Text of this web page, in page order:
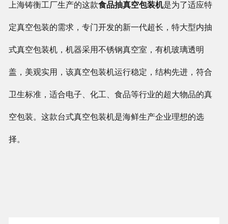
上海铸衡工厂生产的这款食品抽真空包装机是为了适应特
定真空包装的需求，专门开发的新一代超长，特大型内抽
式真空包装机，机器采用不锈钢真空室，有机玻璃透明
盖，美观实用，该真空包装机运行稳定，结构先进，符合
卫生标准，适合电子、化工、食品等行业的超大物品的真
空包装。这款台式真空包装机是海鲜生产企业理想的选
择。